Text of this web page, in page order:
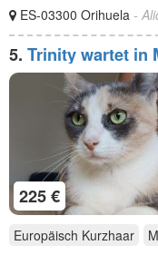
ES-03300 Orihuela -
5. Trinity wartet in
Zuhause
225 €
Europäisch Kurzhaar